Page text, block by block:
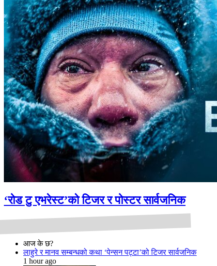
‘रोड टु एभरेस्ट’को टिजर र पोस्टर सार्वजनिक
आज के छ?
लाहुरे र मानव सम्बन्धको कथा ‘पेन्सन पट्टा’को टिजर सार्वजनिक
1 hour ago